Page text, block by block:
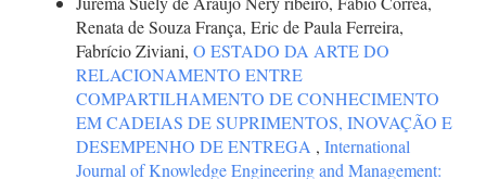
Renata de Souza França, Eric de Paula Ferreira,
Fabrício Ziviani, O ESTADO DA ARTE DO
RELACIONAMENTO ENTRE
COMPARTILHAMENTO DE CONHECIMENTO
EM CADEIAS DE SUPRIMENTOS, INOVAÇÃO E
DESEMPENHO DE ENTREGA , International
Journal of Knowledge Engineering and Management: